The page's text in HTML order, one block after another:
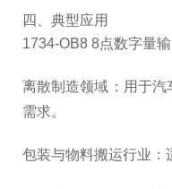
四、典型应用
1734-OB8 8点数字量
离散制造领域：用于
需求。
包装与物料搬运行业：